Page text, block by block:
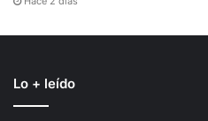
Lo + leído